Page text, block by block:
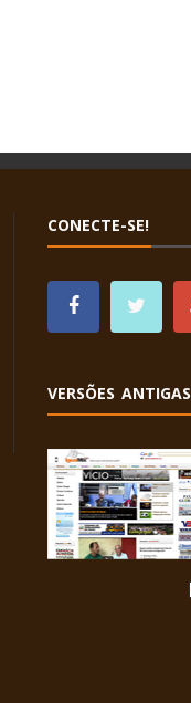
CONECTE-SE!
VERSÕES ANTIGAS